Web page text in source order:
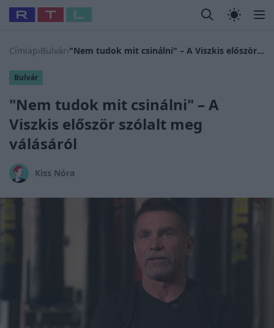
Legfrissebb RTL Híradó Randi Celeb
Babits Marcella Most Wanted #Gallusz
Címlap›Bulvár› "Nem tudok mit csinálni" – A Viszkis először szólalt meg válásáról
Bulvár
"Nem tudok mit csinálni" – A
Viszkis először szólalt meg
válásáról
Kiss Nóra